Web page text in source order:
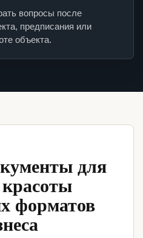
вопросы после
предписания или
объекта.
для
форматов